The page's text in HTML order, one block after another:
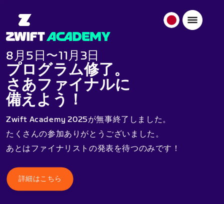
日
8月5日〜11月3日
プログラム修了。
さあファイナルに
備えよう！
Zwift Academy 2025が無事終了しました。
たくさんの参加ありがとうございました。
あとはファイナリストの発表を待つのみです！
詳細はこちら